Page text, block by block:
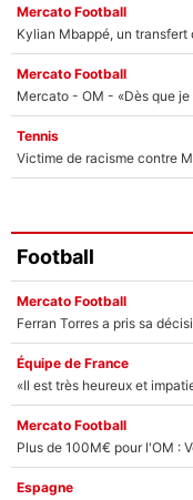
Mercato Football
Kylian Mbappé, un
Mercato Football
Tennis
Football
Mercato Football
Équipe de France
Mercato Football
Espagne